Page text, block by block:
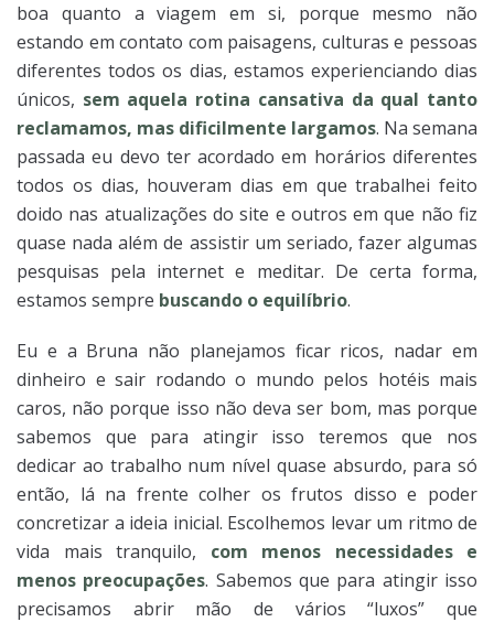
boa quanto a viagem em si, porque mesmo não
estando em contato com paisagens, culturas e pessoas
diferentes todos os dias, estamos experienciando dias
únicos, sem aquela rotina cansativa da qual tanto
reclamamos, mas dificilmente largamos. Na semana
passada eu devo ter acordado em horários diferentes
todos os dias, houveram dias em que trabalhei feito
doido nas atualizações do site e outros em que não fiz
quase nada além de assistir um seriado, fazer algumas
pesquisas pela internet e meditar. De certa forma,
estamos sempre buscando o equilíbrio.
Eu e a Bruna não planejamos ficar ricos, nadar em
dinheiro e sair rodando o mundo pelos hotéis mais
caros, não porque isso não deva ser bom, mas porque
sabemos que para atingir isso teremos que nos
dedicar ao trabalho num nível quase absurdo, para só
então, lá na frente colher os frutos disso e poder
concretizar a ideia inicial. Escolhemos levar um ritmo de
vida mais tranquilo, com menos necessidades e
menos preocupações. Sabemos que para atingir isso
precisamos abrir mão de vários “luxos” que